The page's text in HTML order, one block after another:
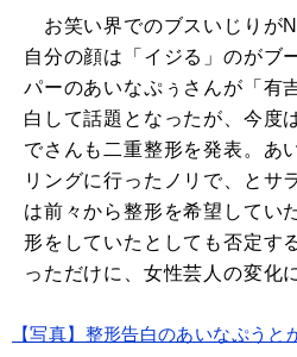
お笑い界でのブスいじりが
自分の顔は「イジる」のがブ
パーのあいなぷぅさんが「有
白して話題となったが、今度
でさんも二重整形を発表。あ
リングに行ったノリで、とサ
は前々から整形を希望してい
形をしていたとしても否定す
っただけに、女性芸人の変化
【写真】整形告白のあいなぷう